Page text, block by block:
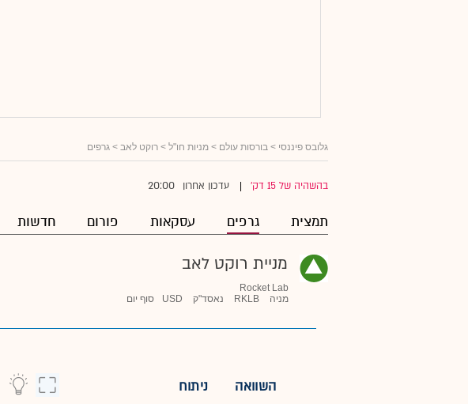
גלובס פיננסי > בורסות עולם > מניות חו"ל > רוקט לאב > גרפים
בהשהיה של 15 דק' עדכון אחרון 20:00
תמצית גרפים עסקאות פורום חדשות
מניית רוקט לאב
Rocket Lab
מניה
RKLB נאסד"ק USD סוף יום
השוואה ניתוח